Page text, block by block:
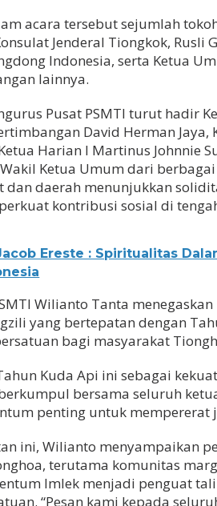
acara tersebut sejumlah
Jenderal Tiongkok, Rusli
Indonesia, serta Ketua
lainnya.
Pusat PSMTI turut hadir
David Herman
Harian I Martinus Johnnie
Ketua Umum dari
dan daerah menunjukkan
kontribusi sosial di
Ereste : Spiritualitas
Wilianto Tanta
yang bertepatan dengan
bagi masyarakat
Kuda Api ini sebagai
bersama seluruh
penting untuk mempererat
ini, Wilianto menyampaikan
terutama komunitas
Imlek menjadi penguat
“Pesan kami kepada